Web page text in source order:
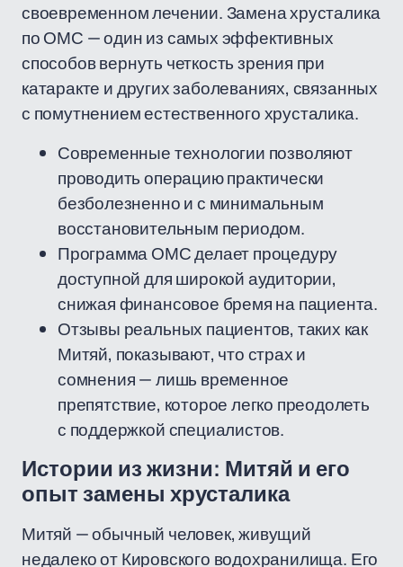
своевременном лечении. Замена хрусталика
по ОМС — один из самых эффективных
способов вернуть четкость зрения при
катаракте и других заболеваниях, связанных
с помутнением естественного хрусталика.
Современные технологии позволяют
проводить операцию практически
безболезненно и с минимальным
восстановительным периодом.
Программа ОМС делает процедуру
доступной для широкой аудитории,
снижая финансовое бремя на пациента.
Отзывы реальных пациентов, таких как
Митяй, показывают, что страх и
сомнения — лишь временное
препятствие, которое легко преодолеть
с поддержкой специалистов.
Истории из жизни: Митяй и его
опыт замены хрусталика
Митяй — обычный человек, живущий
недалеко от Кировского водохранилища. Его